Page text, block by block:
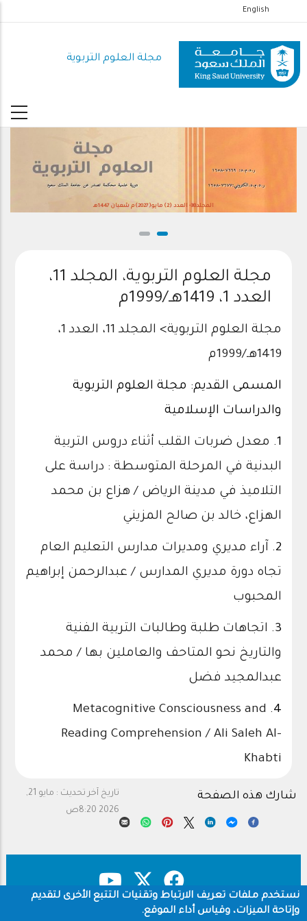
إلى
المحتوى
الرئيسي
English
مجلة العلوم التربوية
المجلد38- العدد (2) مايو(2027)م شعبان 1447هـ
مجلة العلوم التربوية، المجلد 11،
العدد 1، 1419هـ/1999م
مجلة العلوم التربوية>
المجلد 11، العدد 1،
1419هـ/1999م
المسمى القديم: مجلة العلوم التربوية
والدراسات الإسلامية
1. معدل ضربات القلب أثناء دروس التربية
البدنية في المرحلة المتوسطة : دراسة على
التلاميذ في مدينة الرياض / هزاع بن محمد
الهزاع، خالد بن صالح المزيني
2.
آراء مديري ومديرات مدارس التعليم العام
تجاه دورة مديري المدارس / عبدالرحمن إبراهيم
المحبوب
3.
اتجاهات طلبة وطالبات التربية الفنية
والتاريخ نحو المتاحف والعاملين بها / محمد
عبدالمجيد فضل
4.
Metacognitive Consciousness and
Reading Comprehension / Ali Saleh Al-
Khabti
تاريخ آخر تحديث :
مايو 21,
2026 8:20ص
شارك هذه الصفحة
نستخدم ملفات تعريف الارتباط وتقنيات التتبع الأخرى لتقديم
وإتاحة الميزات، وقياس أداء الموقع.